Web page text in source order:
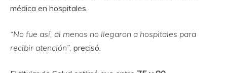
médica en hospitales.
“No fue así, al menos no llegaron a hospitales para
recibir atención”, precisó.